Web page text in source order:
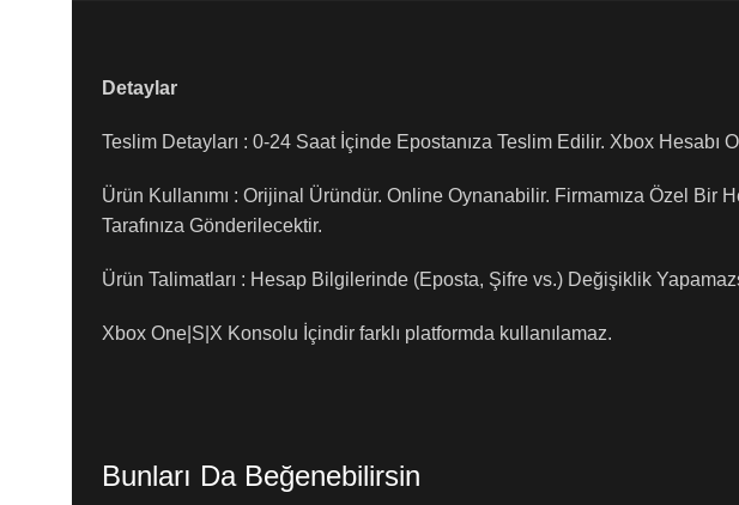
Detaylar
Teslim Detayları : 0-24 Saat İçinde Epostanıza Teslim Edilir. Xbox Hesabı
Ürün Kullanımı : Orijinal Üründür. Online Oynanabilir. Firmamıza Özel Bir
Tarafınıza Gönderilecektir.
Ürün Talimatları : Hesap Bilgilerinde (Eposta, Şifre vs.) Değişiklik
Xbox One|S|X Konsolu İçindir farklı platformda kullanılamaz.
Bunları Da Beğenebilirsin